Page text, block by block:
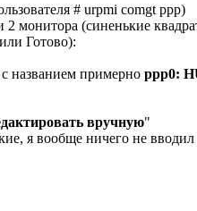
# urpmi comgt ppp)
монитора (синенькие
Готово):
названием примерно ppp0:
вручную"
я вообще ничего не вводил